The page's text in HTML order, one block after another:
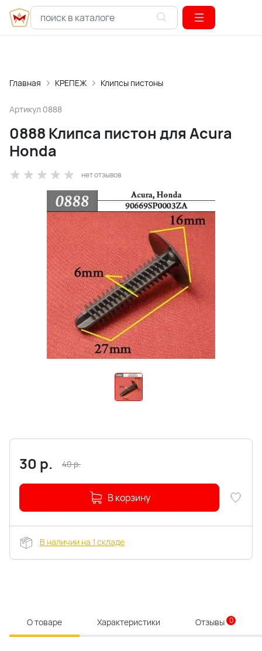
Главная КРЕПЕЖ Клипсы пистоны
Артикул 0888
0888 Клипса пистон для Acura
Honda
нет отзывов
30 р. 40р.
В корзину
В наличии на 1 складе
О товаре Характеристики Отзывы 0